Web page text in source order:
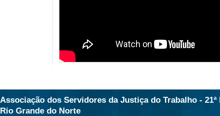
Associação dos Servidores da Justiça do Trabalho - 21ª
Rio Grande do Norte